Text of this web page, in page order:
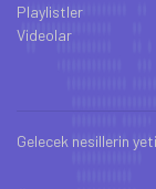
Playlistler
Videolar
Gelecek nesillerin